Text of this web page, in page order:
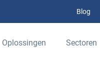
Blog
Oplossingen Sectoren